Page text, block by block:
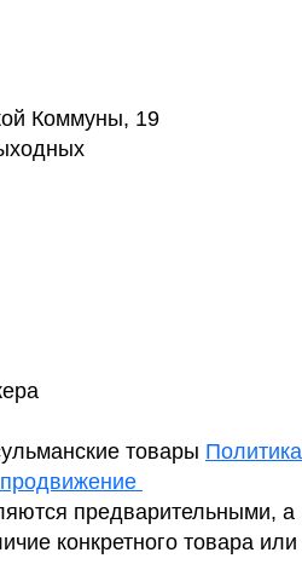
Коммуны, 19
товары
предварительными, а
конкретного товара или